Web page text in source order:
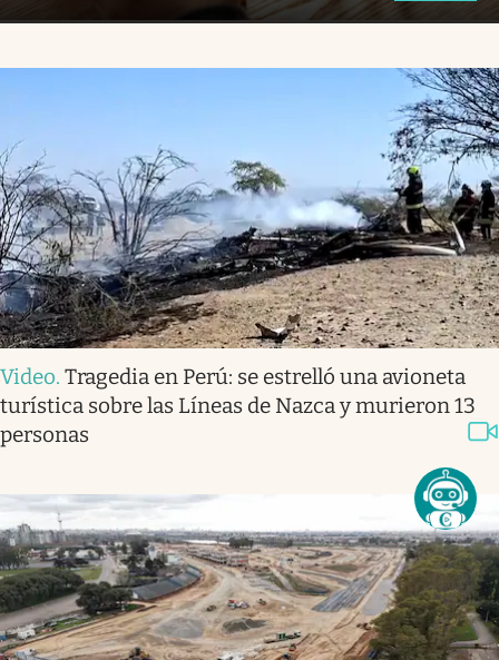
Video. Tragedia en Perú: se estrelló una avioneta
turística sobre las Líneas de Nazca y murieron 13
personas